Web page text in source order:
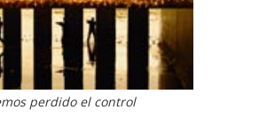
perdido el control